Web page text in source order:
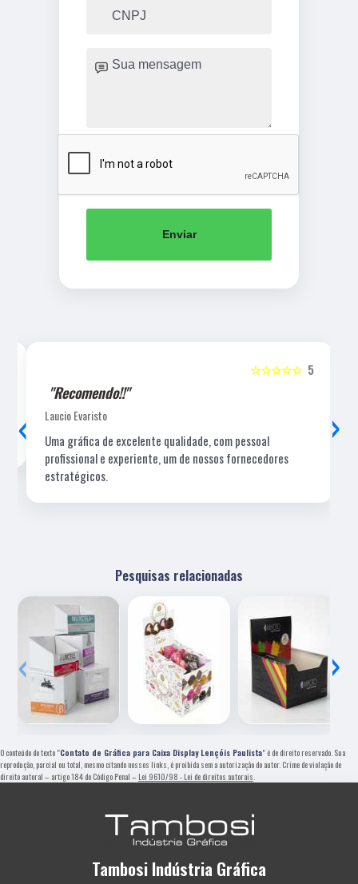
Enviar
5
☆☆☆☆☆
"Recomendo!!"
Laucio Evaristo
Uma gráfica de excelente qualidade, com pessoal
profissional e experiente, um de nossos fornecedores
estratégicos.
‹ ›
Pesquisas relacionadas
‹ ›
O conteúdo do texto "Contato de Gráfica para Caixa Display Lençóis Paulista" é de direito reservado. Sua
reprodução, parcial ou total, mesmo citando nossos links, é proibida sem a autorização do autor. Crime de violação de
direito autoral – artigo 184 do Código Penal – Lei 9610/98 - Lei de direitos autorais
Tambosi Indústria Gráfica